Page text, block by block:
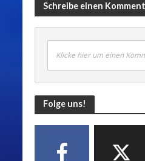
Schreibe einen
Klicke hier um einen
Folge uns!